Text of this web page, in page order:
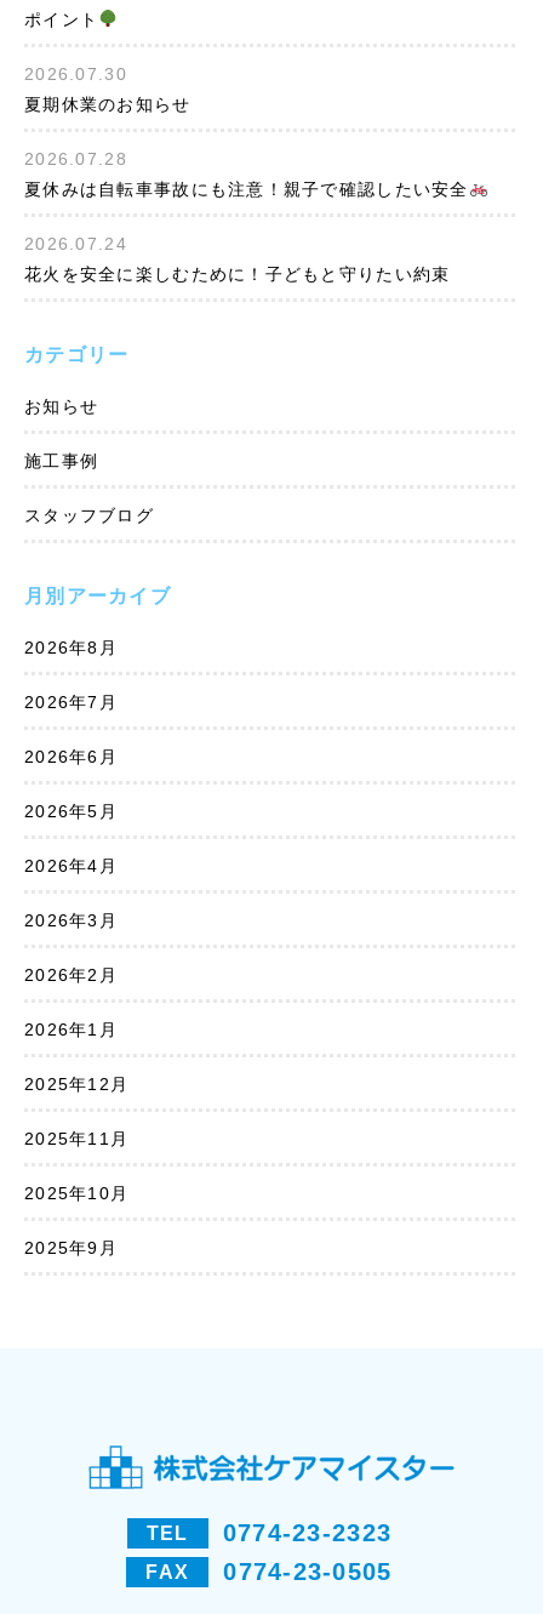
ポイント
2026.07.30
夏期休業のお知らせ
2026.07.28
夏休みは自転車事故にも注意！親子で確認したい安全
2026.07.24
花火を安全に楽しむために！子どもと守りたい約束
カテゴリー
お知らせ
施工事例
スタッフブログ
月別アーカイブ
2026年8月
2026年7月
2026年6月
2026年5月
2026年4月
2026年3月
2026年2月
2026年1月
2025年12月
2025年11月
2025年10月
2025年9月
TEL 0774-23-2323
FAX 0774-23-0505